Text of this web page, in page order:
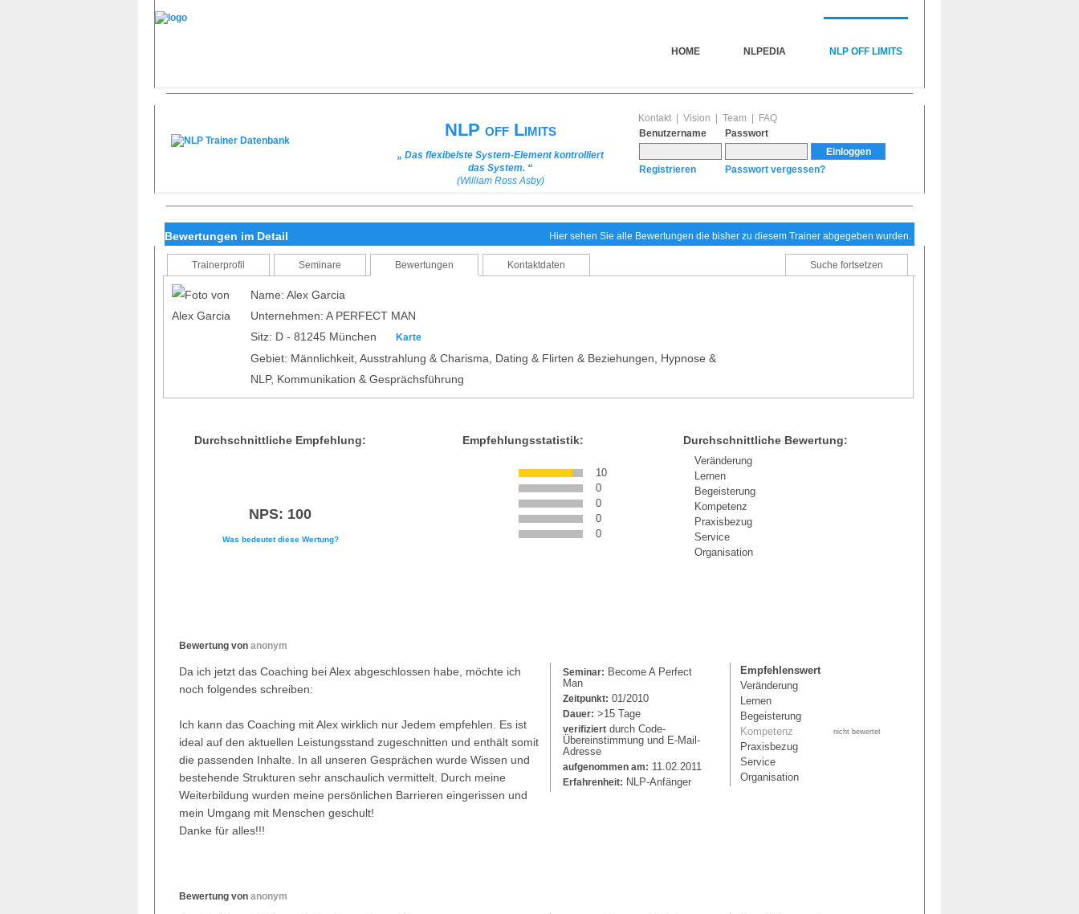
HOME NLPEDIA NLP OFF LIMITS
NLP off Limits
„ Das flexibelste System-Element kontrolliert
das System. “
(William Ross Asby)
Kontakt Vision Team
FAQ
Benutzername
Passwort
Registrieren Passwort vergessen?
Bewertungen im Detail Hier sehen Sie alle Bewertungen die bisher zu diesem Trainer abgegeben wurden.
Trainerprofil Seminare Bewertungen Kontaktdaten Suche fortsetzen
Name: Alex Garcia
Unternehmen: A PERFECT MAN
Sitz: D - 81245 München
Karte
Gebiet: Männlichkeit, Ausstrahlung & Charisma, Dating & Flirten & Beziehungen, Hypnose &
NLP, Kommunikation & Gesprächsführung
Durchschnittliche Empfehlung:
NPS: 100
Was bedeutet diese Wertung?
Empfehlungsstatistik:
10
0
0
0
0
Durchschnittliche Bewertung:
Veränderung
Lernen
Begeisterung
Kompetenz
Praxisbezug
Service
Organisation
Bewertung von anonym
Empfehlenswert
Veränderung
Lernen
Begeisterung
Kompetenz
nicht bewertet
Praxisbezug
Service
Organisation
Seminar: Become A Perfect
Man
Zeitpunkt: 01/2010
Dauer: >15 Tage
verifiziert durch Code-
Übereinstimmung und E-Mail-
Adresse
aufgenommen am: 11.02.2011
Erfahrenheit: NLP-Anfänger
Da ich jetzt das Coaching bei Alex abgeschlossen habe, möchte ich
noch folgendes schreiben:
Ich kann das Coaching mit Alex wirklich nur Jedem empfehlen. Es ist
ideal auf den aktuellen Leistungsstand zugeschnitten und enthält somit
die passenden Inhalte. In all unseren Gesprächen wurde Wissen und
bestehende Strukturen sehr anschaulich vermittelt. Durch meine
Weiterbildung wurden meine persönlichen Barrieren eingerissen und
mein Umgang mit Menschen geschult!
Danke für alles!!!
Bewertung von anonym